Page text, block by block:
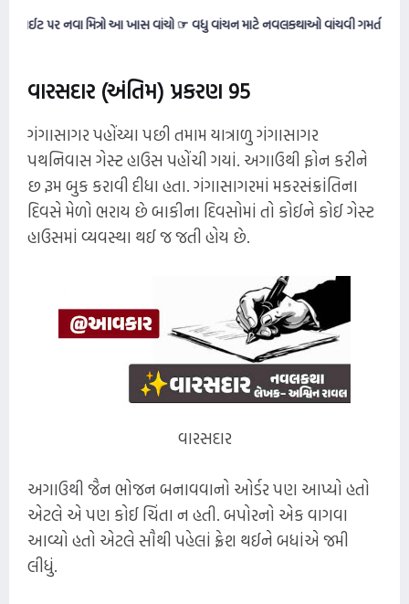
મિત્રો આ ખાસ વાંચો ☞ વધુ વાંચન માટે નવલકથાઓ વાંચવી ગમતી હોય તો આ
વારસદાર (અંતિમ) પ્રકરણ 95
ગંગાસાગર પહોંચ્યા પછી તમામ યાત્રાળુ ગંગાસાગર
પથનિવાસ ગેસ્ટ હાઉસ પહોંચી ગયાં. અગાઉથી ફોન કરીને
છ રૂમ બુક કરાવી દીધા હતા. ગંગાસાગરમાં મકરસંક્રાંતિના
દિવસે મેળો ભરાય છે બાકીના દિવસોમાં તો કોઈને કોઈ ગેસ્ટ
હાઉસમાં વ્યવસ્થા થઈ જ જતી હોય છે.
વારસદાર
અગાઉથી જૈન ભોજન બનાવવાનો ઓર્ડર પણ આપ્યો હતો
એટલે એ પણ કોઈ ચિંતા ન હતી. બપોરનો એક વાગવા
આવ્યો હતો એટલે સૌથી પહેલાં ફ્રેશ થઈને બધાંએ જમી
લીધું.